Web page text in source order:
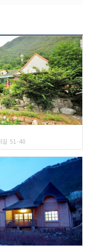
길 51-40